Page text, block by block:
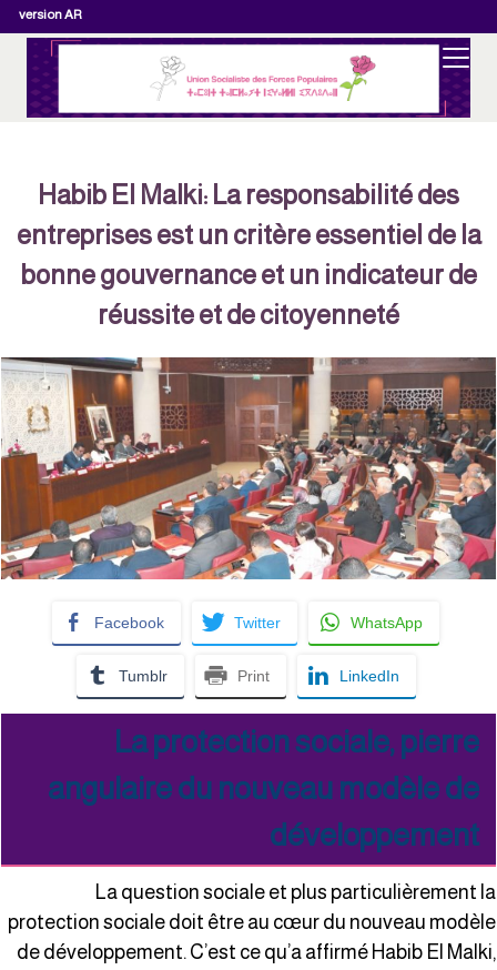
version AR
Habib El Malki: La responsabilité des
entreprises est un critère essentiel de la
bonne gouvernance et un indicateur de
réussite et de citoyenneté
Facebook Twitter WhatsApp
Tumblr Print LinkedIn
La protection sociale, pierre
angulaire du nouveau modèle de
développement
La question sociale et plus particulièrement
protection sociale doit être au cœur du nouveau
de développement. C’est ce qu’a affirmé Habib El